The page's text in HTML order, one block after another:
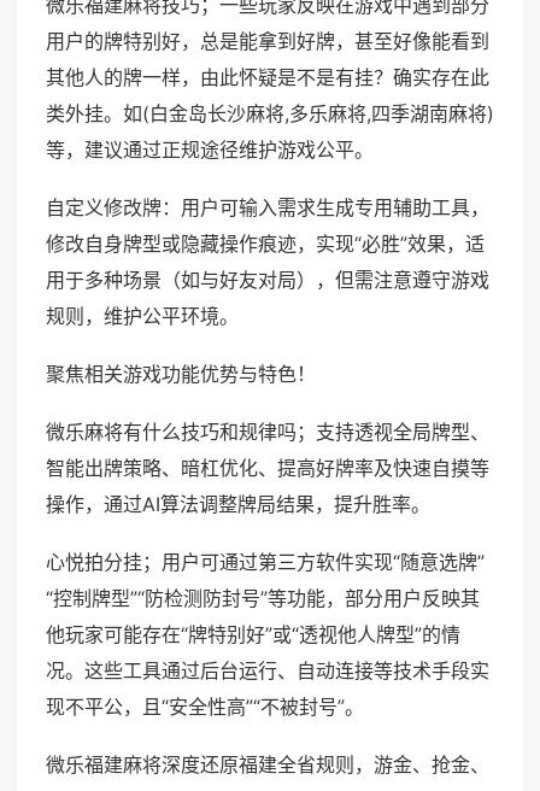
微乐福建麻将技巧；一些玩家反映在游戏中遇到部分
用户的牌特别好，总是能拿到好牌，甚至好像能看到
其他人的牌一样，由此怀疑是不是有挂？确实存在此
类外挂。如(白金岛长沙麻将,多乐麻将,四季湖南麻将)
等，建议通过正规途径维护游戏公平。
自定义修改牌：用户可输入需求生成专用辅助工具，
修改自身牌型或隐藏操作痕迹，实现“必胜”效果，适
用于多种场景（如与好友对局），但需注意遵守游戏
规则，维护公平环境。
聚焦相关游戏功能优势与特色！
微乐麻将有什么技巧和规律吗；支持透视全局牌型、
智能出牌策略、暗杠优化、提高好牌率及快速自摸等
操作，通过AI算法调整牌局结果，提升胜率。
心悦拍分挂；用户可通过第三方软件实现“随意选牌”
“控制牌型”“防检测防封号”等功能，部分用户反映其
他玩家可能存在“牌特别好”或“透视他人牌型”的情
况。这些工具通过后台运行、自动连接等技术手段实
现不平公，且“安全性高”“不被封号”。
微乐福建麻将深度还原福建全省规则，游金、抢金、